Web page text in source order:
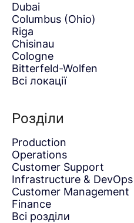
Dubai
Columbus (Ohio)
Riga
Chisinau
Cologne
Bitterfeld-Wolfen
Всі локації
Розділи
Production
Operations
Customer Support
Infrastructure & DevOps
Customer Management
Finance
Всі розділи